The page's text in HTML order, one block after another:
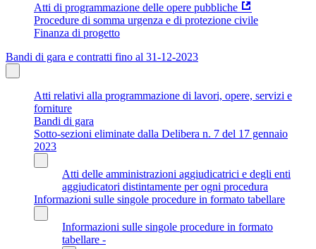
Atti di programmazione delle opere pubbliche
Procedure di somma urgenza e di protezione civile
Finanza di progetto
Bandi di gara e contratti fino al 31-12-2023
Atti relativi alla programmazione di lavori, opere, servizi e
forniture
Bandi di gara
Sotto-sezioni eliminate dalla Delibera n. 7 del 17 gennaio
2023
Atti delle amministrazioni aggiudicatrici e degli enti
aggiudicatori distintamente per ogni procedura
Informazioni sulle singole procedure in formato tabellare
Informazioni sulle singole procedure in formato
tabellare -